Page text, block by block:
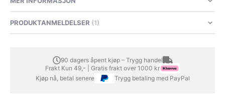
PRODUKTANMELDELSER 1
90 dagers åpent kjøp – Trygg handel
Frakt Kun 49,- | Gratis frakt over 1000 kr
Kjøp nå, betal senere
Trygg betaling med PayPal